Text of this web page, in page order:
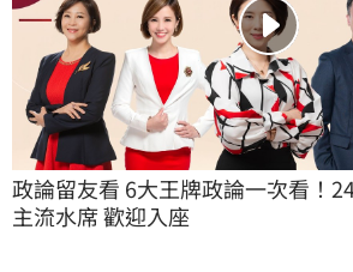
政論留友看 6大王牌政論一次看！
主流水席 歡迎入座